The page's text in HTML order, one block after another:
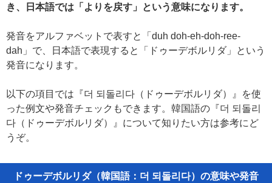
き、日本語では「よりを戻す」という意味になります。
発音をアルファベットで表すと「duh doh-eh-doh-ree-
dah」で、日本語で表現すると「ドゥーデボルリダ」という
発音になります。
以下の項目では『더 되돌리다（ドゥーデボルリダ）』を使
った例文や発音チェックもできます。韓国語の『더 되돌리
다（ドゥーデボルリダ）』について知りたい方は参考にど
うぞ。
ドゥーデボルリダ（韓国語：더 되돌리다）の意味や発音